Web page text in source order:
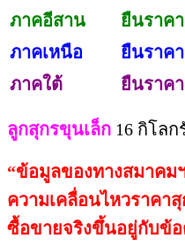
ภาคอีสาน
ยืนราคา
ภาคเหนือ
ยืนราคา
ภาคใต้
ยืนราคา
ลูกสุกรขุนเล็ก 16 กิโลก
“ข้อมูลของทางสมาคม
ความเคลื่อนไหวราคา
ซื้อขายจริงขึ้นอยู่กับข้อ